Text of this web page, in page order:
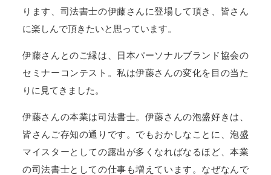
ります、司法書士の伊藤さんに登場して頂き、皆さん
に楽しんで頂きたいと思っています。
伊藤さんとのご縁は、日本パーソナルブランド協会の
セミナーコンテスト。私は伊藤さんの変化を目の当た
りに見てきました。
伊藤さんの本業は司法書士。伊藤さんの泡盛好きは、
皆さんご存知の通りです。でもおかしなことに、泡盛
マイスターとしての露出が多くなればなるほど、本業
の司法書士としての仕事も増えています。なぜなんで